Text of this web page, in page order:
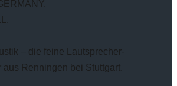
– die feine Lautsprecher-
aus Renningen bei Stuttgart.